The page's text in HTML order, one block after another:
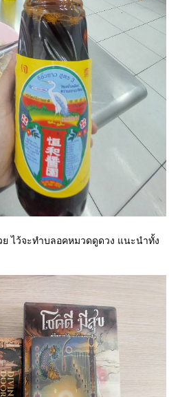
ไว้จะทำบลอคหมวดดูดวง แนะนำทั้ง